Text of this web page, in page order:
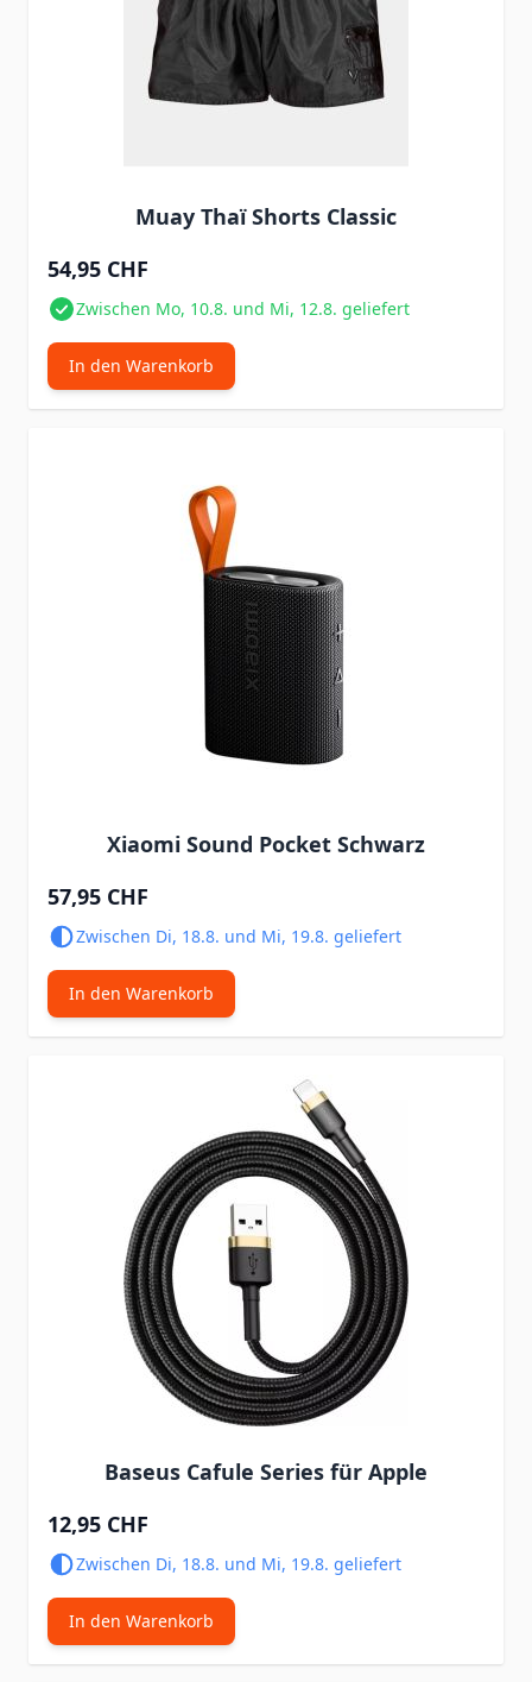
Muay Thaï Shorts Classic
54,95 CHF
Zwischen Mo, 10.8. und Mi, 12.8. geliefert
In den Warenkorb
Xiaomi Sound Pocket Schwarz
57,95 CHF
Zwischen Di, 18.8. und Mi, 19.8. geliefert
In den Warenkorb
Baseus Cafule Series für Apple
12,95 CHF
Zwischen Di, 18.8. und Mi, 19.8. geliefert
In den Warenkorb